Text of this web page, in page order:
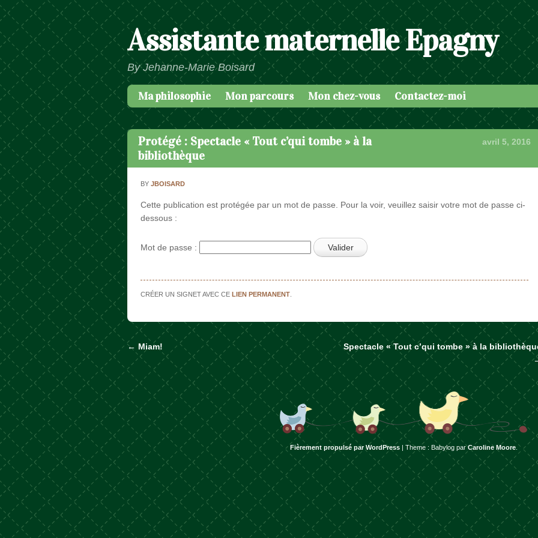
Assistante maternelle Epagny
By Jehanne-Marie Boisard
Menu
Passer au contenu
Ma philosophie Mon parcours Mon chez-vous Contactez-moi
Protégé : Spectacle « Tout c’qui tombe » à la
bibliothèque
avril 5, 2016
BYJBOISARD
Cette publication est protégée par un mot de passe. Pour la voir, veuillez saisir votre mot de passe ci-
dessous :
Mot de passe :
CRÉER UN SIGNET AVEC CELIEN PERMANENT
Naviguer dans les articles
← Miam!
Spectacle « Tout c’qui tombe » à la
Fièrement propulsé par WordPress Theme : Babylog parCaroline Moore.